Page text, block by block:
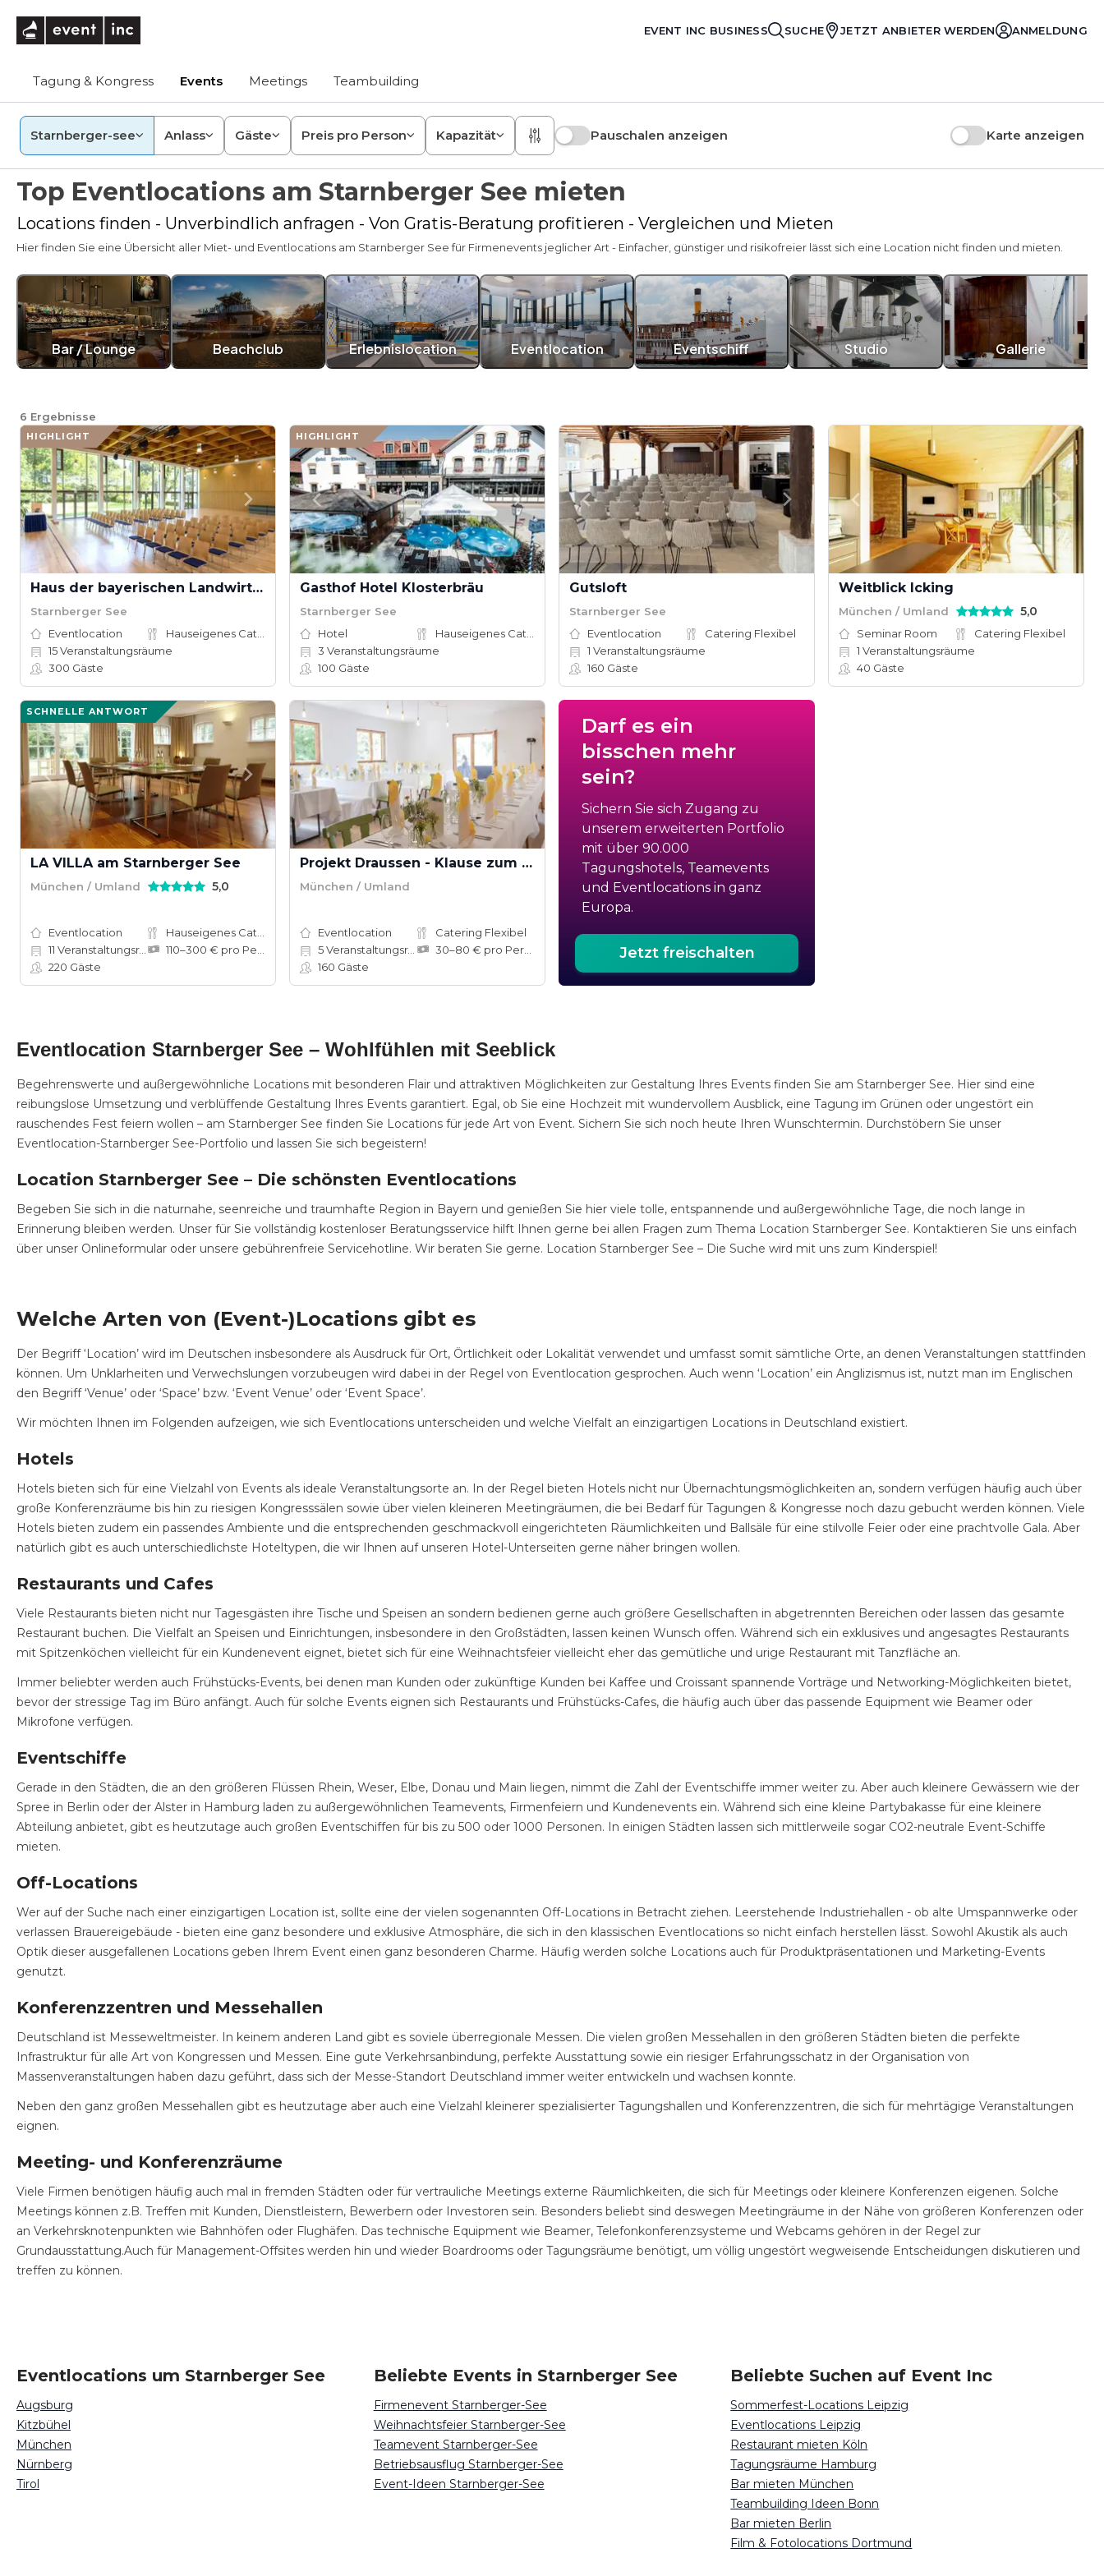
EVENT INC BUSINESS SUCHE JETZT ANBIETER WERDEN ANMELDUNG
Tagung & Kongress Events Meetings Teambuilding
Starnberger-see Anlass Gäste Preis pro Person Kapazität Pauschalen anzeigen Karte anzeigen
Top Eventlocations am Starnberger See mieten
Locations finden - Unverbindlich anfragen - Von Gratis-Beratung profitieren - Vergleichen und Mieten
Hier finden Sie eine Übersicht aller Miet- und Eventlocations am Starnberger See für Firmenevents jeglicher Art - Einfacher, günstiger und risikofreier lässt sich eine Location nicht finden und mieten.
Bar / Lounge Beachclub Erlebnislocation Eventlocation Eventschiff Studio Gallerie
6 Ergebnisse
HIGHLIGHT
Haus der bayerischen Landwirtschaft Herrsching
Starnberger See
Eventlocation
15Veranstaltungsräume
300 Gäste
HIGHLIGHT
Gasthof Hotel Klosterbräu
Starnberger See
Hotel
3 Veranstaltungsräume
100 Gäste
Gutsloft
Starnberger See
Eventlocation
Catering Flexibel
1 Veranstaltungsräume
160 Gäste
Weitblick Icking
München / Umland 5,0
Seminar Room
Catering Flexibel
1 Veranstaltungsräume
40 Gäste
SCHNELLE ANTWORT
LA VILLA am Starnberger See
München / Umland 5,0
Eventlocation
11 Veranstaltungsräume
220 Gäste
Projekt Draussen - Klause zum Schindergraben
München / Umland
Eventlocation
Catering Flexibel
5Veranstaltungsräume
160 Gäste
Darf es ein
bisschen mehr
sein?
Sichern Sie sich Zugang zu
unserem erweiterten Portfolio
mit über 90.000
Tagungshotels, Teamevents
und Eventlocations in ganz
Europa.
Jetzt freischalten
Eventlocation Starnberger See – Wohlfühlen mit Seeblick
Begehrenswerte und außergewöhnliche Locations mit besonderen Flair und attraktiven Möglichkeiten zur Gestaltung Ihres Events finden Sie am Starnberger See. Hier sind eine
reibungslose Umsetzung und verblüffende Gestaltung Ihres Events garantiert. Egal, ob Sie eine Hochzeit mit wundervollem Ausblick, eine Tagung im Grünen oder ungestört ein
rauschendes Fest feiern wollen – am Starnberger See finden Sie Locations für jede Art von Event. Sichern Sie sich noch heute Ihren Wunschtermin. Durchstöbern Sie unser
Eventlocation-Starnberger See-Portfolio und lassen Sie sich begeistern!
Location Starnberger See – Die schönsten Eventlocations
Begeben Sie sich in die naturnahe, seenreiche und traumhafte Region in Bayern und genießen Sie hier viele tolle, entspannende und außergewöhnliche Tage, die noch lange in
Erinnerung bleiben werden. Unser für Sie vollständig kostenloser Beratungsservice hilft Ihnen gerne bei allen Fragen zum Thema Location Starnberger See. Kontaktieren Sie uns einfach
über unser Onlineformular oder unsere gebührenfreie Servicehotline. Wir beraten Sie gerne. Location Starnberger See – Die Suche wird mit uns zum Kinderspiel!
Welche Arten von (Event-)Locations gibt es
Der Begriff ‘Location’ wird im Deutschen insbesondere als Ausdruck für Ort, Örtlichkeit oder Lokalität verwendet und umfasst somit sämtliche Orte, an denen Veranstaltungen stattfinden
können. Um Unklarheiten und Verwechslungen vorzubeugen wird dabei in der Regel von Eventlocation gesprochen. Auch wenn ‘Location’ ein Anglizismus ist, nutzt man im Englischen
den Begriff ‘Venue’ oder ‘Space’ bzw. ‘Event Venue’ oder ‘Event Space’.
Wir möchten Ihnen im Folgenden aufzeigen, wie sich Eventlocations unterscheiden und welche Vielfalt an einzigartigen Locations in Deutschland existiert.
Hotels
Hotels bieten sich für eine Vielzahl von Events als ideale Veranstaltungsorte an. In der Regel bieten Hotels nicht nur Übernachtungsmöglichkeiten an, sondern verfügen häufig auch über
große Konferenzräume bis hin zu riesigen Kongresssälen sowie über vielen kleineren Meetingräumen, die bei Bedarf für Tagungen & Kongresse noch dazu gebucht werden können. Viele
Hotels bieten zudem ein passendes Ambiente und die entsprechenden geschmackvoll eingerichteten Räumlichkeiten und Ballsäle für eine stilvolle Feier oder eine prachtvolle Gala. Aber
natürlich gibt es auch unterschiedlichste Hoteltypen, die wir Ihnen auf unseren Hotel-Unterseiten gerne näher bringen wollen.
Restaurants und Cafes
Viele Restaurants bieten nicht nur Tagesgästen ihre Tische und Speisen an sondern bedienen gerne auch größere Gesellschaften in abgetrennten Bereichen oder lassen das gesamte
Restaurant buchen. Die Vielfalt an Speisen und Einrichtungen, insbesondere in den Großstädten, lassen keinen Wunsch offen. Während sich ein exklusives und angesagtes Restaurants
mit Spitzenköchen vielleicht für ein Kundenevent eignet, bietet sich für eine Weihnachtsfeier vielleicht eher das gemütliche und urige Restaurant mit Tanzfläche an.
Immer beliebter werden auch Frühstücks-Events, bei denen man Kunden oder zukünftige Kunden bei Kaffee und Croissant spannende Vorträge und Networking-Möglichkeiten bietet,
bevor der stressige Tag im Büro anfängt. Auch für solche Events eignen sich Restaurants und Frühstücks-Cafes, die häufig auch über das passende Equipment wie Beamer oder
Mikrofone verfügen.
Eventschiffe
Gerade in den Städten, die an den größeren Flüssen Rhein, Weser, Elbe, Donau und Main liegen, nimmt die Zahl der Eventschiffe immer weiter zu. Aber auch kleinere Gewässern wie der
Spree in Berlin oder der Alster in Hamburg laden zu außergewöhnlichen Teamevents, Firmenfeiern und Kundenevents ein. Während sich eine kleine Partybakasse für eine kleinere
Abteilung anbietet, gibt es heutzutage auch großen Eventschiffen für bis zu 500 oder 1000 Personen. In einigen Städten lassen sich mittlerweile sogar CO2-neutrale Event-Schiffe
mieten.
Off-Locations
Wer auf der Suche nach einer einzigartigen Location ist, sollte eine der vielen sogenannten Off-Locations in Betracht ziehen. Leerstehende Industriehallen - ob alte Umspannwerke oder
verlassen Brauereigebäude - bieten eine ganz besondere und exklusive Atmosphäre, die sich in den klassischen Eventlocations so nicht einfach herstellen lässt. Sowohl Akustik als auch
Optik dieser ausgefallenen Locations geben Ihrem Event einen ganz besonderen Charme. Häufig werden solche Locations auch für Produktpräsentationen und Marketing-Events
genutzt.
Konferenzzentren und Messehallen
Deutschland ist Messeweltmeister. In keinem anderen Land gibt es soviele überregionale Messen. Die vielen großen Messehallen in den größeren Städten bieten die perfekte
Infrastruktur für alle Art von Kongressen und Messen. Eine gute Verkehrsanbindung, perfekte Ausstattung sowie ein riesiger Erfahrungsschatz in der Organisation von
Massenveranstaltungen haben dazu geführt, dass sich der Messe-Standort Deutschland immer weiter entwickeln und wachsen konnte.
Neben den ganz großen Messehallen gibt es heutzutage aber auch eine Vielzahl kleinerer spezialisierter Tagungshallen und Konferenzzentren, die sich für mehrtägige Veranstaltungen
eignen.
Meeting- und Konferenzräume
Viele Firmen benötigen häufig auch mal in fremden Städten oder für vertrauliche Meetings externe Räumlichkeiten, die sich für Meetings oder kleinere Konferenzen eigenen. Solche
Meetings können z.B. Treffen mit Kunden, Dienstleistern, Bewerbern oder Investoren sein. Besonders beliebt sind deswegen Meetingräume in der Nähe von größeren Konferenzen oder
an Verkehrsknotenpunkten wie Bahnhöfen oder Flughäfen. Das technische Equipment wie Beamer, Telefonkonferenzsysteme und Webcams gehören in der Regel zur
Grundausstattung.Auch für Management-Offsites werden hin und wieder Boardrooms oder Tagungsräume benötigt, um völlig ungestört wegweisende Entscheidungen diskutieren und
treffen zu können.
Eventlocations um Starnberger See
Augsburg
Kitzbühel
München
Nürnberg
Tirol
Beliebte Events in Starnberger See
Firmenevent Starnberger-See
Weihnachtsfeier Starnberger-See
Teamevent Starnberger-See
Betriebsausflug Starnberger-See
Event-Ideen Starnberger-See
Beliebte Suchen auf Event Inc
Sommerfest-Locations Leipzig
Eventlocations Leipzig
Restaurant mieten Köln
Tagungsräume Hamburg
Bar mieten München
Teambuilding Ideen Bonn
Bar mieten Berlin
Film & Fotolocations Dortmund